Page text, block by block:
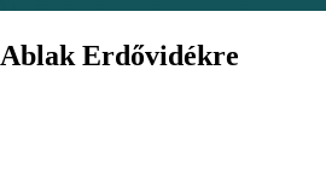
Erdővidékre